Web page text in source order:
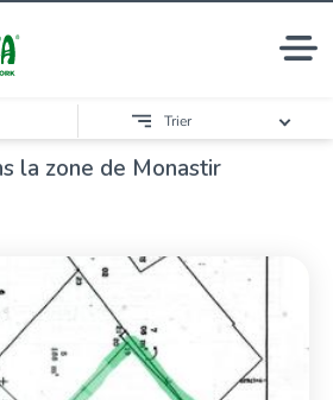
la zone de Monastir
Trier